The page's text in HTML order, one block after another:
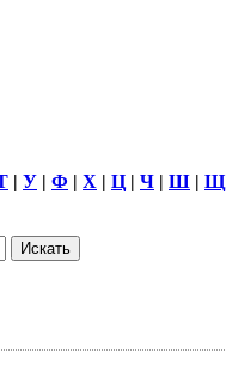
| У | Ф | Х | Ц | Ч | Ш | Щ